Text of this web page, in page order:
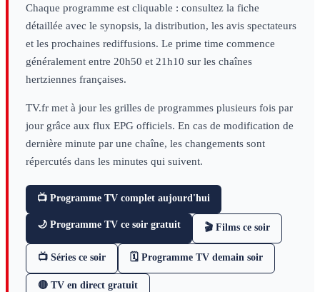
Chaque programme est cliquable : consultez la fiche
détaillée avec le synopsis, la distribution, les avis spectateurs
et les prochaines rediffusions. Le prime time commence
généralement entre 20h50 et 21h10 sur les chaînes
hertziennes françaises.
TV.fr met à jour les grilles de programmes plusieurs fois par
jour grâce aux flux EPG officiels. En cas de modification de
dernière minute par une chaîne, les changements sont
répercutés dans les minutes qui suivent.
📺 Programme TV complet aujourd'hui
🌙 Programme TV ce soir gratuit 🎬 Films ce soir
📺 Séries ce soir 🗓 Programme TV demain soir
🔴 TV en direct gratuit